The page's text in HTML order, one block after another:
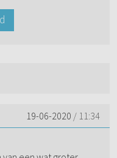
19-06-2020 / 11:34